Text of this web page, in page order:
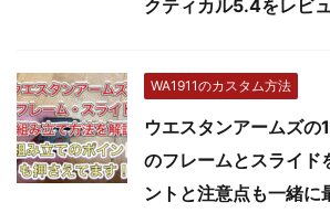
クティカル5.4をレビ
WA1911のカスタム方法
ウエスタンアームズの
のフレームとスライド
ントと注意点も一緒に